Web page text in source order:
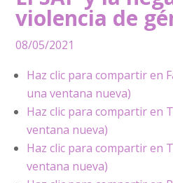
violencia de
08/05/2021
Haz clic para compartir en
una ventana nueva)
Haz clic para compartir en
ventana nueva)
Haz clic para compartir en
ventana nueva)